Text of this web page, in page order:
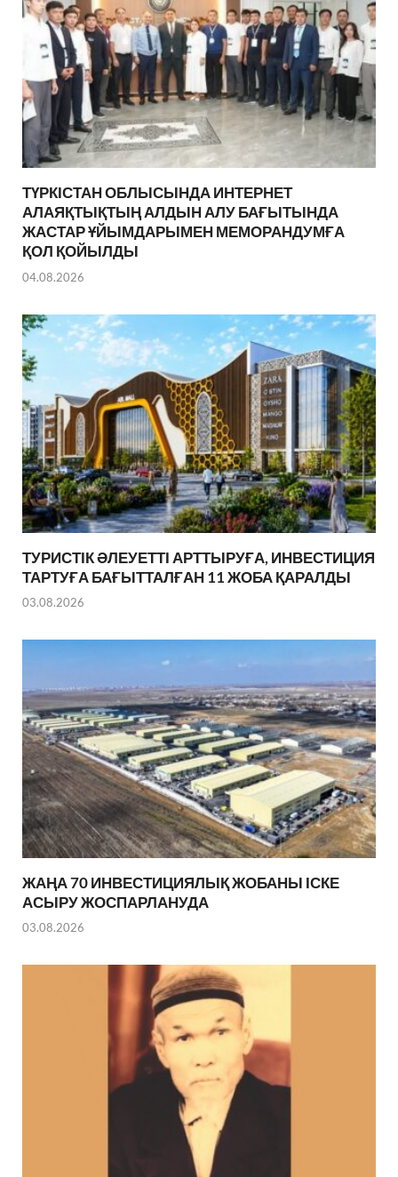
ТҮРКІСТАН ОБЛЫСЫНДА ИНТЕРНЕТ
АЛАЯҚТЫҚТЫҢ АЛДЫН АЛУ БАҒЫТЫНДА
ЖАСТАР ҰЙЫМДАРЫМЕН МЕМОРАНДУМҒА
ҚОЛ ҚОЙЫЛДЫ
04.08.2026
ТУРИСТІК ӘЛЕУЕТТІ АРТТЫРУҒА, ИНВЕСТИЦИЯ
ТАРТУҒА БАҒЫТТАЛҒАН 11 ЖОБА ҚАРАЛДЫ
03.08.2026
ЖАҢА 70 ИНВЕСТИЦИЯЛЫҚ ЖОБАНЫ ІСКЕ
АСЫРУ ЖОСПАРЛАНУДА
03.08.2026